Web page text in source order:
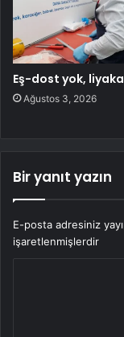
Eş-dost yok,
Ağustos 3, 2026
Bir yanıt yazın
E-posta adresiniz
işaretlenmişlerdir